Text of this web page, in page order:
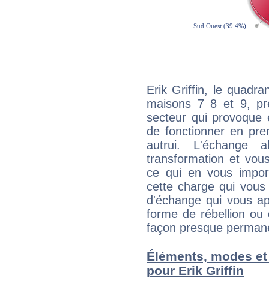
Erik Griffin, le
maisons 7 8 et 9,
secteur qui provoque
de fonctionner en
autrui. L'échange
transformation et
ce qui en vous
cette charge qui
d'échange qui vous
forme de rébellion ou
façon presque
Éléments, modes
pour Erik Griffin